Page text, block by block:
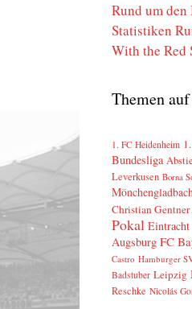
Rund um
Statistiken
With the Red
Themen
1. FC Heidenheim
Bundesliga
Leverkusen Borna
Christian Gentner
Pokal
Augsburg FC
Castro Hamburger
Badstuber Leipzig
Reschke Nicolás